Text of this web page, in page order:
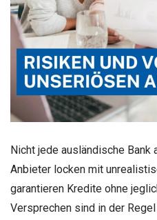
Nicht jede ausländische
Anbieter locken mit
garantieren Kredite ohne
Versprechen sind in der